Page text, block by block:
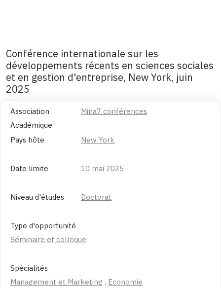
Conférence internationale sur les
développements récents en sciences sociales
et en gestion d'entreprise, New York, juin
2025
Association
Académique
Mina7 conférences
Pays hôte New York
Date limite 10 mai 2025
Niveau d'études Doctorat
Type d'opportunité
Séminaire et colloque
Spécialités
Management et Marketing , Economie